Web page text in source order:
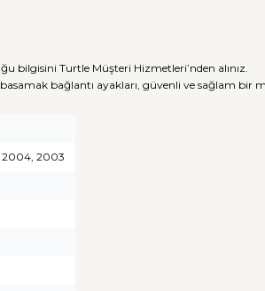
bilgisini Turtle Müşteri Hizmetleri’nden alınız.
bağlantı ayakları, güvenli ve sağlam bir
2004, 2003